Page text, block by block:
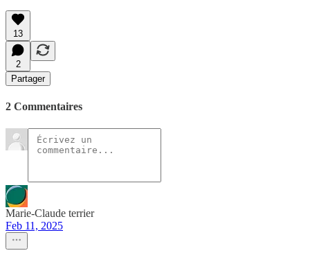
13
2
Partager
2 Commentaires
Marie-Claude terrier
Feb 11, 2025